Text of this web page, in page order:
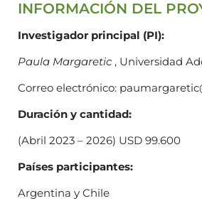
INFORMACIÓN DEL
Investigador principal (PI):
Paula Margaretic , Universidad
Correo electrónico:
Duración y cantidad:
(Abril 2023 – 2026) USD 99.600
Países participantes:
Argentina y Chile